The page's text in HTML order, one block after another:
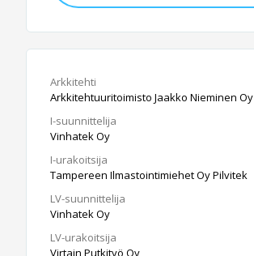
Arkkitehti
Arkkitehtuuritoimisto Jaakko Nieminen Oy
I-suunnittelija
Vinhatek Oy
I-urakoitsija
Tampereen Ilmastointimiehet Oy Pilvitek
LV-suunnittelija
Vinhatek Oy
LV-urakoitsija
Virtain Putkityö Oy